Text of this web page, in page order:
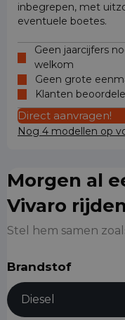
inbegrepen, met
eventuele boetes.
Geen jaarcijfers
welkom
Geen grote
Klanten
Direct aanvragen!
Nog 4 modellen op
Morgen al
Vivaro
Stel hem samen
Brandstof
Diesel